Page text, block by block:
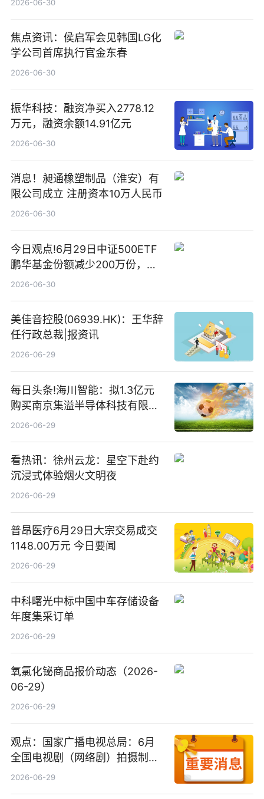
2026-06-30
焦点资讯：侯启军会见韩国LG化
学公司首席执行官金东春
2026-06-30
振华科技：融资净买入2778.12
万元，融资余额14.91亿元
2026-06-30
消息！昶通橡塑制品（淮安）有
限公司成立 注册资本10万人民币
2026-06-30
今日观点!6月29日中证500ETF
鹏华基金份额减少200万份，重
仓股亨通光电、赤峰黄金、佰维
2026-06-30
美佳音控股(06939.HK)：王华辞
任行政总裁|报资讯
2026-06-29
每日头条!海川智能：拟1.3亿元
购买南京集溢半导体科技有限公
司15.3%股权
2026-06-29
看热讯：徐州云龙：星空下赴约
沉浸式体验烟火文明夜
2026-06-29
普昂医疗6月29日大宗交易成交
1148.00万元 今日要闻
2026-06-29
中科曙光中标中国中车存储设备
年度集采订单
2026-06-29
氧氯化铋商品报价动态（2026-
06-29）
2026-06-29
观点：国家广播电视总局：6月
全国电视剧（网络剧）拍摄制作
备案公示剧目197部
2026-06-29